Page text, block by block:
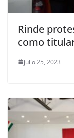
Rinde
como
julio 25, 2023